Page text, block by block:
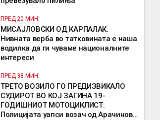
ПРЕД 20 МИН.
МИСАЈЛОВСКИ ОД КАРПАЛАК:
Нивната верба во татковината е наша
водилка да ги чуваме националните
интереси
ПРЕД 38 МИН.
ТРЕТО ВОЗИЛО ГО ПРЕДИЗВИКАЛО
СУДИРОТ ВО КОЈ ЗАГИНА 19-
ГОДИШНИОТ МОТОЦИКЛИСТ:
Полицијата уапси возач од Арачиново,